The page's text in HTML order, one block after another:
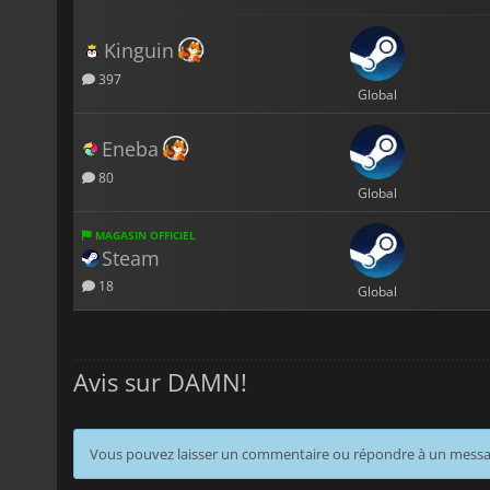
Kinguin
397
Global
Eneba
80
Global
MAGASIN OFFICIEL
Steam
18 Global
Avis sur DAMN!
Vous pouvez laisser un commentaire ou répondre à un